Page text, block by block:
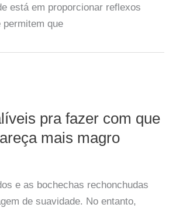
está em proporcionar reflexos
que
pra fazer com que
mais magro
e as bochechas rechonchudas
de suavidade. No entanto,